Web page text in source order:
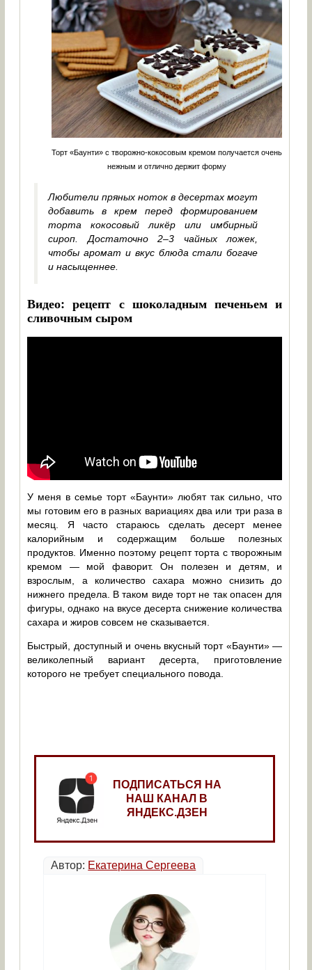
Торт «Баунти» с творожно-кокосовым кремом получается очень
нежным и отлично держит форму
Любители пряных ноток в десертах могут
добавить в крем перед формированием
торта кокосовый ликёр или имбирный
сироп. Достаточно 2–3 чайных ложек,
чтобы аромат и вкус блюда стали богаче
и насыщеннее.
Видео: рецепт с шоколадным печеньем и
сливочным сыром
У меня в семье торт «Баунти» любят так сильно, что
мы готовим его в разных вариациях два или три раза в
месяц. Я часто стараюсь сделать десерт менее
калорийным и содержащим больше полезных
продуктов. Именно поэтому рецепт торта с творожным
кремом — мой фаворит. Он полезен и детям, и
взрослым, а количество сахара можно снизить до
нижнего предела. В таком виде торт не так опасен для
фигуры, однако на вкусе десерта снижение количества
сахара и жиров совсем не сказывается.
Быстрый, доступный и очень вкусный торт «Баунти» —
великолепный вариант десерта, приготовление
которого не требует специального повода.
ПОДПИСАТЬСЯ НА
НАШ КАНАЛ В
ЯНДЕКС.ДЗЕН
Автор: Екатерина Сергеева